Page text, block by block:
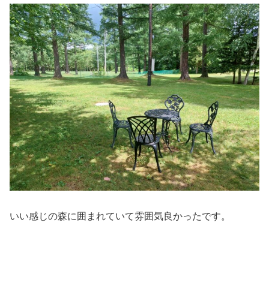
いい感じの森に囲まれていて雰囲気良かったです。